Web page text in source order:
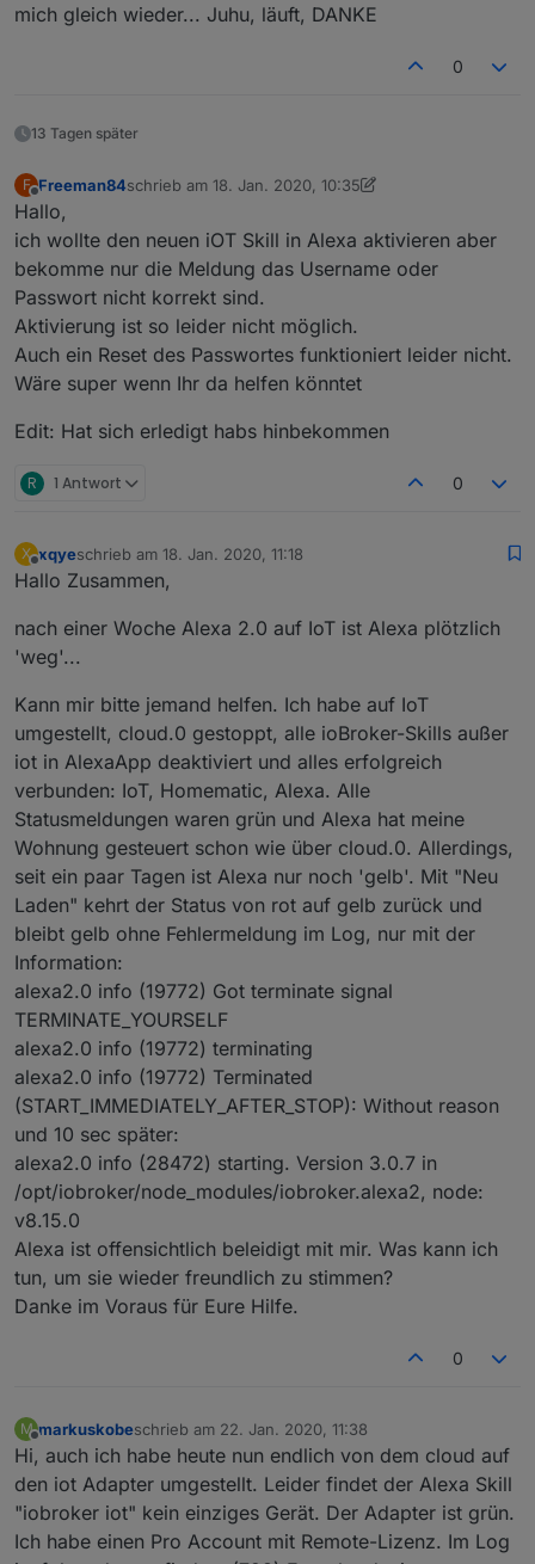
mich gleich wieder... Juhu, läuft, DANKE
0
13 Tagen später
F
Offline
Freeman84schrieb am 18. Jan. 2020, 10:35
zuletzt editiert von Freeman84
Hallo,
ich wollte den neuen iOT Skill in Alexa aktivieren aber
bekomme nur die Meldung das Username oder
Passwort nicht korrekt sind.
Aktivierung ist so leider nicht möglich.
Auch ein Reset des Passwortes funktioniert leider nicht.
Wäre super wenn Ihr da helfen könntet
Edit: Hat sich erledigt habs hinbekommen
R 1 Antwort 0
X
Offline
xqyeschrieb am 18. Jan. 2020, 11:18
zuletzt editiert von
Hallo Zusammen,
nach einer Woche Alexa 2.0 auf IoT ist Alexa plötzlich
'weg'...
Kann mir bitte jemand helfen. Ich habe auf IoT
umgestellt, cloud.0 gestoppt, alle ioBroker-Skills außer
iot in AlexaApp deaktiviert und alles erfolgreich
verbunden: IoT, Homematic, Alexa. Alle
Statusmeldungen waren grün und Alexa hat meine
Wohnung gesteuert schon wie über cloud.0. Allerdings,
seit ein paar Tagen ist Alexa nur noch 'gelb'. Mit "Neu
Laden" kehrt der Status von rot auf gelb zurück und
bleibt gelb ohne Fehlermeldung im Log, nur mit der
Information:
alexa2.0 info (19772) Got terminate signal
TERMINATE_YOURSELF
alexa2.0 info (19772) terminating
alexa2.0 info (19772) Terminated
(START_IMMEDIATELY_AFTER_STOP): Without reason
und 10 sec später:
alexa2.0 info (28472) starting. Version 3.0.7 in
/opt/iobroker/node_modules/iobroker.alexa2, node:
v8.15.0
Alexa ist offensichtlich beleidigt mit mir. Was kann ich
tun, um sie wieder freundlich zu stimmen?
Danke im Voraus für Eure Hilfe.
0
M
Offline
markuskobeschrieb am 22. Jan. 2020, 11:38
zuletzt editiert von
Hi, auch ich habe heute nun endlich von dem cloud auf
den iot Adapter umgestellt. Leider findet der Alexa Skill
"iobroker iot" kein einziges Gerät. Der Adapter ist grün.
Ich habe einen Pro Account mit Remote-Lizenz. Im Log